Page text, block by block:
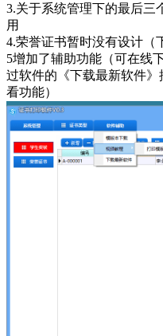
3.关于系统管理下的最后三
用
4.荣誉证书暂时没有设计（
5增加了辅助功能（可在线
过软件的《下载最新软件
看功能）